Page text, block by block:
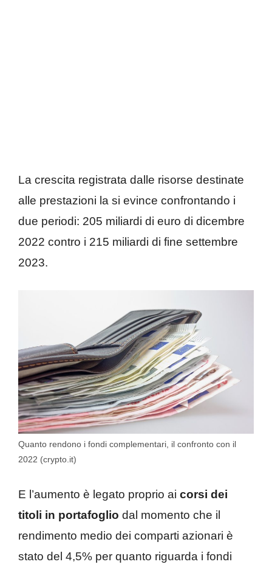
La crescita registrata dalle risorse destinate
alle prestazioni la si evince confrontando i
due periodi: 205 miliardi di euro di dicembre
2022 contro i 215 miliardi di fine settembre
2023.
Quanto rendono i fondi complementari, il confronto con il
2022 (crypto.it)
E l’aumento è legato proprio ai corsi dei
titoli in portafoglio dal momento che il
rendimento medio dei comparti azionari è
stato del 4,5% per quanto riguarda i fondi